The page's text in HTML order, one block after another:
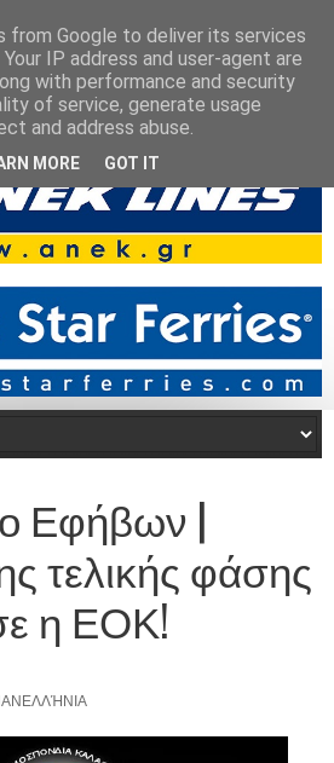
Εφήβων |
τελικής φάσης
η ΕΟΚ!
from Google to deliver its services
IP address and user-agent are
with performance and security
of service, generate usage
and address abuse.
MORE GOT IT